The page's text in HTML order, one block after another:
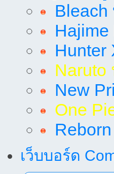
Hunter
Naruto
New
One
เว็บบอร์ด